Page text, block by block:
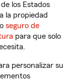
los Estados
la propiedad
seguro de
para que solo
personalizar su